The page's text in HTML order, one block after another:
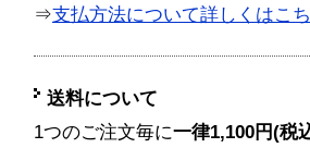
⇒支払方法について詳しくはこ
送料について
1つのご注文毎に一律1,100円(税